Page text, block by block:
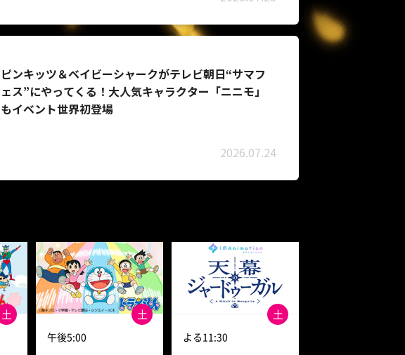
ピンキッツ＆ベイビーシャークがテレビ朝日“サマフ
ェス”にやってくる！大人気キャラクター「ニニモ」
もイベント世界初登場
2026.07.24
土 土
午後5:00
土
よる11:30